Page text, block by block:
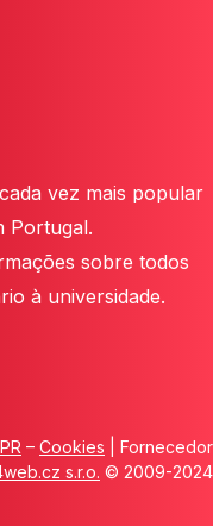
vez mais popular
Portugal.
sobre todos
à universidade.
– Cookies | Fornecedor
s.r.o. © 2009-2024